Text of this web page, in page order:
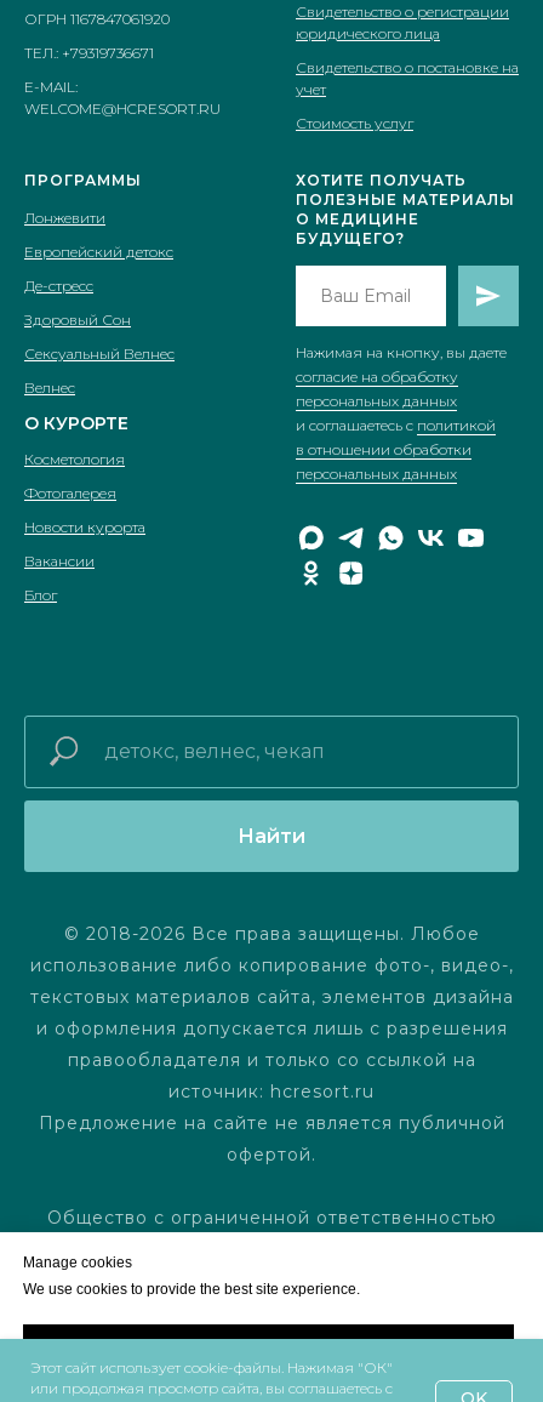
Manage cookies
We use cookies to provide the best site experience.
ОГРН 1167847061920
ТЕЛ.: +79319736671
E-MAIL:
WELCOME@HCRESORT.RU
Свидетельство о регистрации
юридического лица
Свидетельство о постановке на
учет
Стоимость услуг
ПРОГРАММЫ
Лонжевити
Европейский детокс
Де-стресс
Здоровый Сон
Сексуальный Велнес
Велнес
О КУРОРТЕ
Косметология
Фотогалерея
Новости курорта
Вакансии
Блог
ХОТИТЕ ПОЛУЧАТЬ
ПОЛЕЗНЫЕ МАТЕРИАЛЫ
О МЕДИЦИНE
БУДУЩЕГО?
Нажимая на кнопку, вы даете
согласие на обработку
персональных данных
и соглашаетесь c политикой
в отношении обработки
персональных данных
Найти
© 2018-2026 Все права защищены. Любое
использование либо копирование фото-, видео-,
текстовых материалов сайта, элементов дизайна
и оформления допускается лишь с разрешения
правообладателя и только со ссылкой на
источник: hcresort.ru
Предложение на сайте не является публичной
офертой.
Общество с ограниченной ответственностью
Юридический адрес: 197720, г.Санкт-Петербург,
В, помещение 5-н
Этот сайт использует cookie-файлы. Нажимая "ОК"
или продолжая просмотр сайта, вы соглашаетесь с